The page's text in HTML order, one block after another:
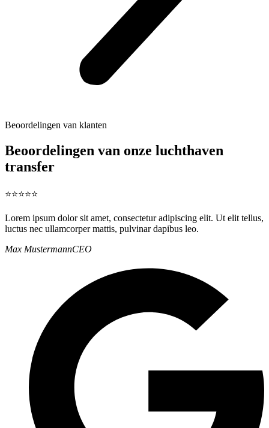
Beoordelingen van klanten
Beoordelingen van onze luchthaven
transfer
⭐⭐⭐⭐⭐
Lorem ipsum dolor sit amet, consectetur adipiscing elit. Ut elit tellus,
luctus nec ullamcorper mattis, pulvinar dapibus leo.
Max MustermannCEO